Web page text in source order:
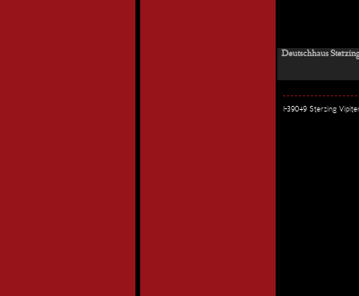
Deutschhaus
I-39049 Sterzing